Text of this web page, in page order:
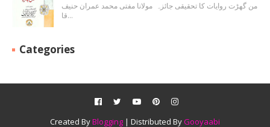
من گھڑت روایات کا تحقیقی جائزہ مولانا مفتی محمد عمران حنیف
قا…
Categories
Created ByBlogging | Distributed By Gooyaabi